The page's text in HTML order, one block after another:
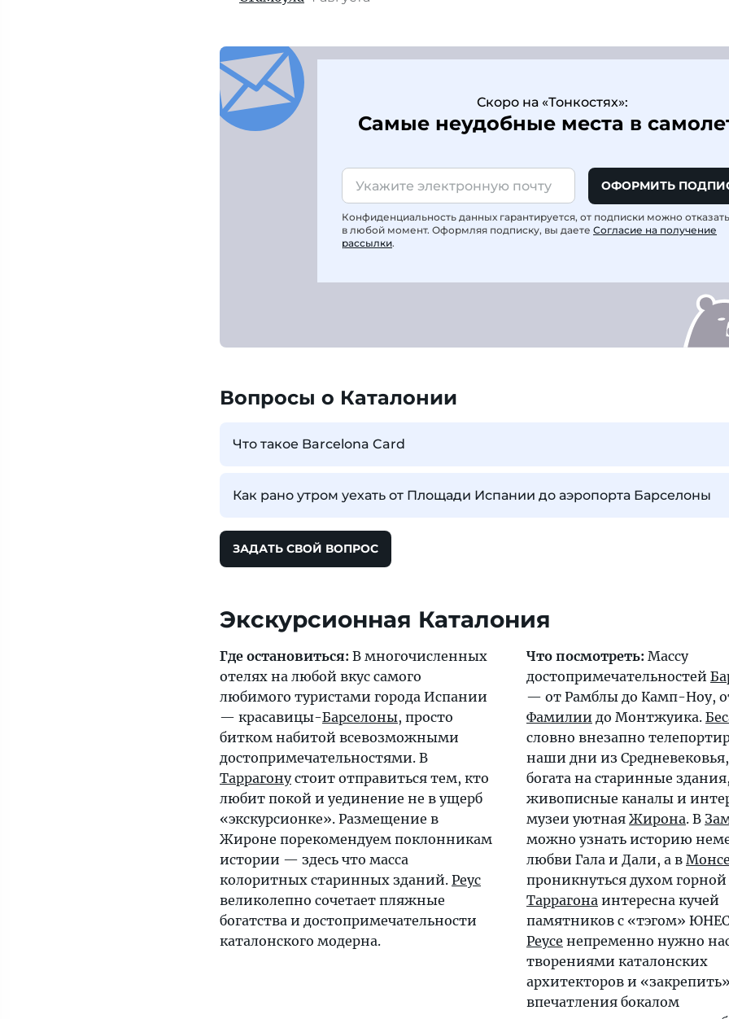
Скоро на «Тонкостях»:
Самые неудобные места в
ОФОРМИТЬ
Конфиденциальность данных гарантируется, от подписки можно
в любой момент. Оформляя подписку, вы даете Согласие на получение
рассылки.
Вопросы о Каталонии
Что такое Barcelona Card
Как рано утром уехать от Площади Испании до аэропорта Барселоны
ЗАДАТЬ СВОЙ ВОПРОС
Экскурсионная Каталония
Где остановиться: В многочисленных
отелях на любой вкус самого
любимого туристами города Испании
— красавицы-Барселоны, просто
битком набитой всевозможными
достопримечательностями. В
Таррагонустоит отправиться тем, кто
любит покой и уединение не в ущерб
«экскурсионке». Размещение в
Жироне порекомендуем поклонникам
истории — здесь что масса
колоритных старинных зданий. Реус
великолепно сочетает пляжные
богатства и достопримечательности
каталонского модерна.
Что посмотреть: Массу
достопримечательностей
— от Рамблы до Камп-Ноу,
Фамилии до Монтжуика.
словно внезапно
наши дни из
богата на старинные здания,
живописные каналы и
музеи уютная Жирона. В
можно узнать историю
любви Гала и Дали, а в
проникнуться духом
Таррагона интересна кучей
памятников с «тэгом»
Реусе непременно нужно
творениями каталонских
архитекторов и «закрепить»
впечатления бокалом